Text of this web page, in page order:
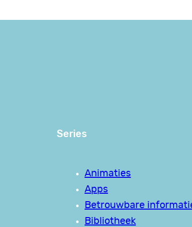
Series
Animaties
Apps
Betrouwbare
Bibliotheek